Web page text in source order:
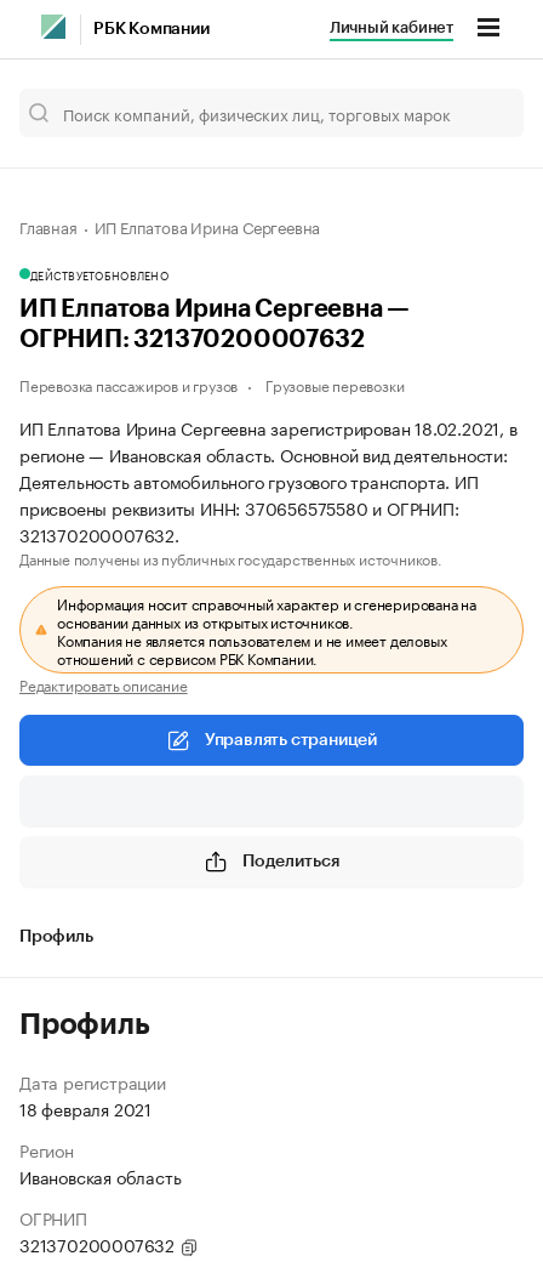
РБК Компании Личный кабинет
Главная ИП Елпатова Ирина Сергеевна
ДЕЙСТВУЕТОБНОВЛЕНО
ИП Елпатова Ирина Сергеевна —
ОГРНИП: 321370200007632
Перевозка пассажиров и грузов Грузовые перевозки
ИП Елпатова Ирина Сергеевна зарегистрирован 18.02.2021, в
регионе — Ивановская область. Основной вид деятельности:
Деятельность автомобильного грузового транспорта. ИП
присвоены реквизиты ИНН: 370656575580 и ОГРНИП:
321370200007632.
Данные получены из публичных государственных источников.
Информация носит справочный характер и сгенерирована на
основании данных из открытых источников.
Компания не является пользователем и не имеет деловых
отношений с сервисом РБК Компании.
Редактировать описание
Управлять страницей
Поделиться
Профиль
Профиль
Дата регистрации
18 февраля 2021
Регион
Ивановская область
ОГРНИП
321370200007632